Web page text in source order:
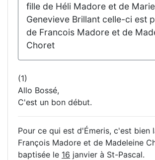
fille de Héli Madore et de Marie
Genevieve Brillant celle-ci est
de Francois Madore et de
Choret
(1)
Allo Bossé,
C'est un bon début.
Pour ce qui est d'Émeris, c'est bien
François Madore et de Madeleine
baptisée le 16 janvier à St-Pascal.